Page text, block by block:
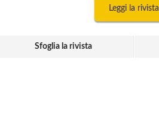
Leggi la rivista
Sfoglia la rivista